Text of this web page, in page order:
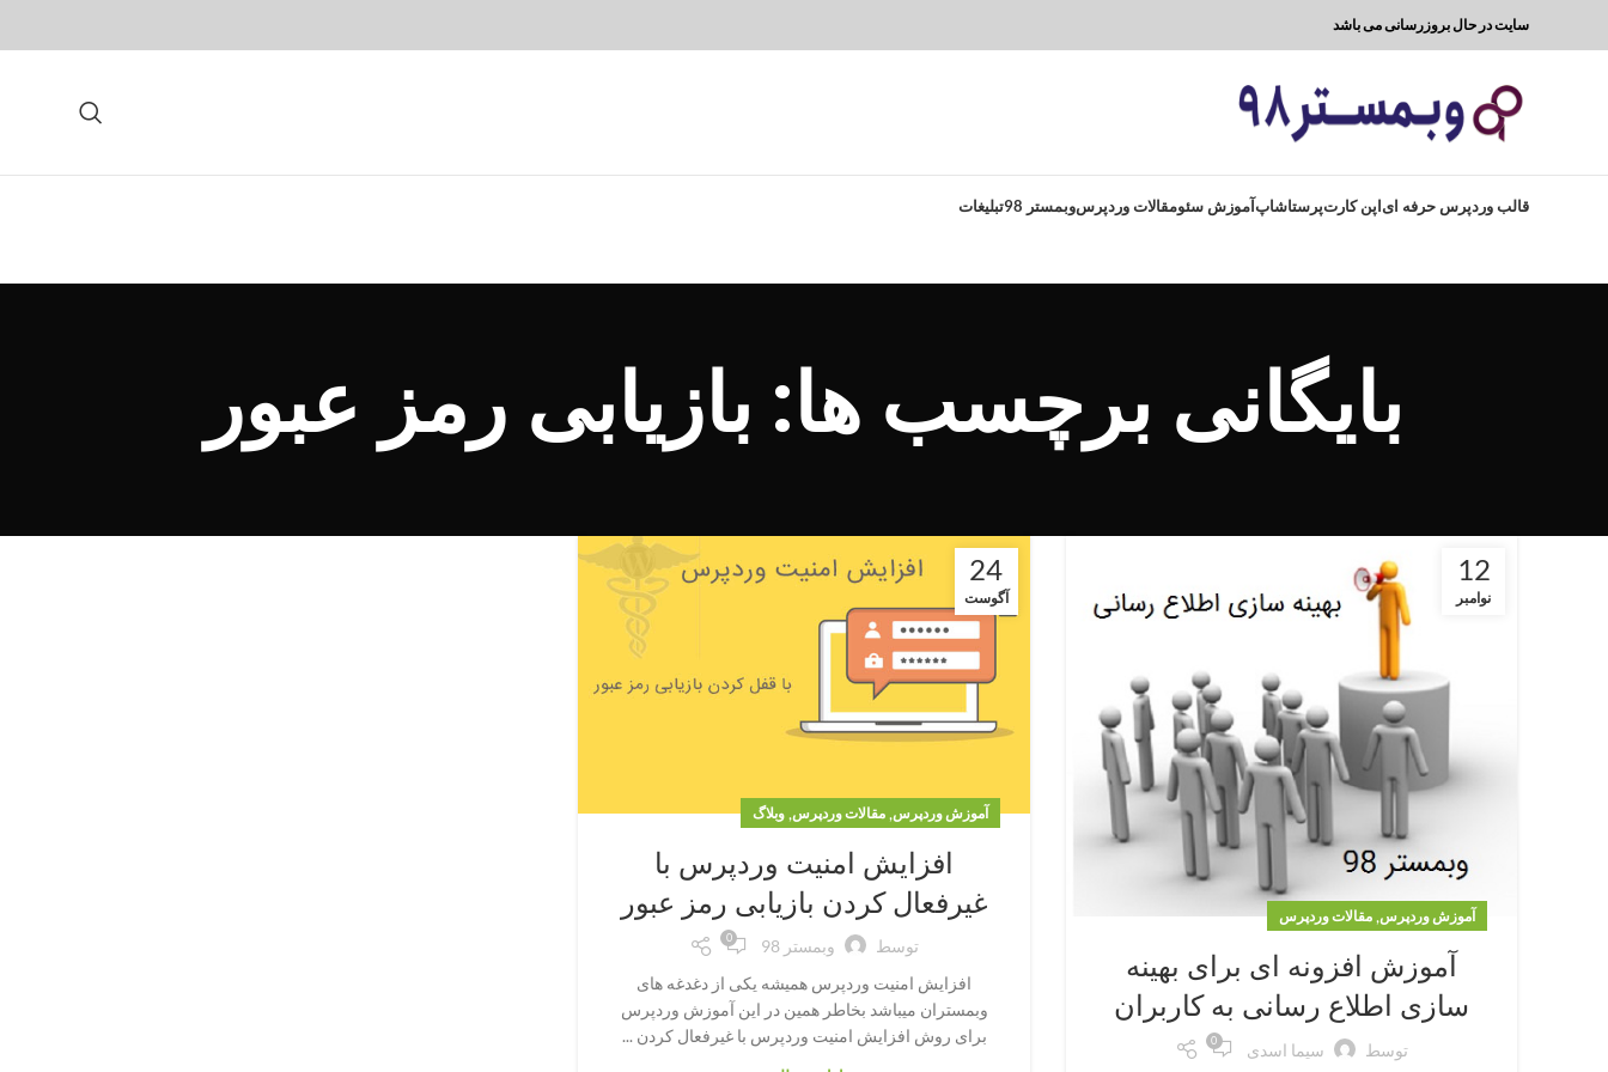
سایت در حال بروزرسانی می باشد
قالب وردپرس حرفه ایاپن کارتپرستاشاپآموزش سئومقالات وردپرسوبمستر 98 تبلیغات
بایگانی برچسب ها: بازیابی رمز عبور
12
نوامبر
آموزش وردپرس, مقالات وردپرس
آموزش افزونه ای برای بهینه
سازی اطلاع رسانی به کاربران
توسط سیما اسدی 0
24
آگوست
آموزش وردپرس,مقالات وردپرس,وبلاگ
افزایش امنیت وردپرس با
غیرفعال کردن بازیابی رمز عبور
توسط وبمستر 98 0
افزایش امنیت وردپرس همیشه یکی از دغدغه های
وبمستران میباشد بخاطر همین در این آموزش وردپرس
برای روش افزایش امنیت وردپرس با غیرفعال کردن ...